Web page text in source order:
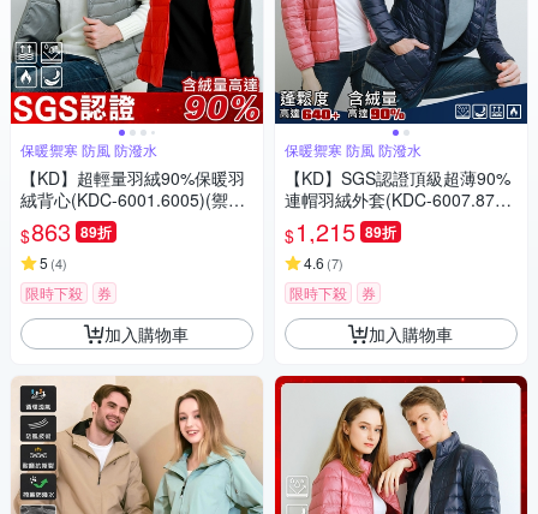
保暖禦寒 防風 防潑水
【KD】超輕量羽絨90%保暖羽
絨背心(KDC-6001.6005)(禦寒/
防潑水/換季)
$863 89折
5 (4)
限時下殺 券
加入購物車
保暖禦寒 防風 防潑水
【KD】SGS認證頂級超薄90%
連帽羽絨外套(KDC-6007.870
3)(禦寒/防潑水/換季)
$1,215 89折
4.6 (7)
限時下殺 券
加入購物車